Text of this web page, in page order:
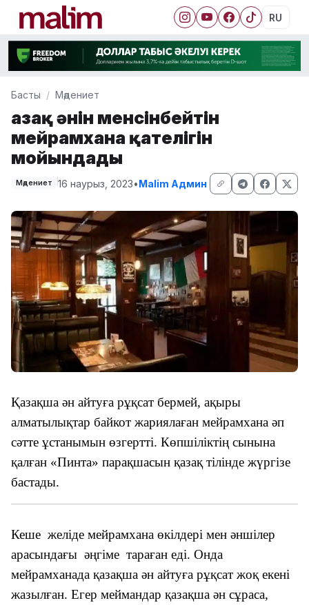
RU
Басты Мәдениет
Қазақ әнін менсінбейтін
мейрамхана қателігін
мойындады
Мәдениет 16 наурыз, 2023•Malim Админ
Қазақша ән айтуға рұқсат бермей, ақыры
алматылықтар байкот жариялаған мейрамхана әп
сәтте ұстанымын өзгертті. Көпшіліктің сынына
қалған «Пинта» парақшасын қазақ тілінде жүргізе
бастады.
Кеше желіде мейрамхана өкілдері мен әншілер
арасындағы әңгіме тараған еді. Онда
мейрамханада қазақша ән айтуға рұқсат жоқ екені
жазылған. Егер меймандар қазақша ән сұраса,